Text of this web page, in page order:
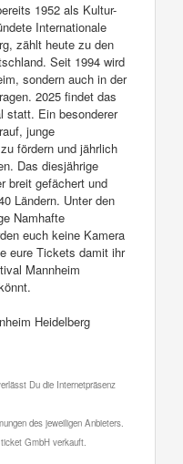
1952 als Kultur-
Internationale
zählt heute zu den
Seit 1994 wird
sondern auch in der
2025 findet das
statt. Ein besonderer
junge
fördern und jährlich
Das diesjährige
breit gefächert und
Ländern. Unter den
Namhafte
euch keine Kamera
eure Tickets damit ihr
Mannheim
Heidelberg
Du die Internetpräsenz
des jeweiligen Anbieters.
GmbH verkauft.